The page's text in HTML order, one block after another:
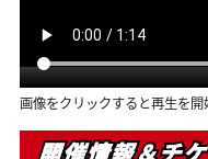
画像をクリックすると再生を開
開催情報＆チ